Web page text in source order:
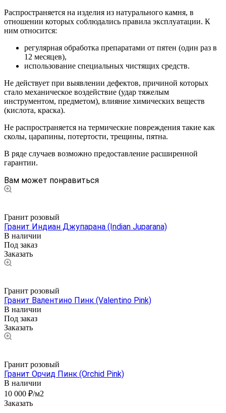
Распространяется на изделия из натурального камня, в
отношении которых соблюдались правила эксплуатации. К
ним относится:
регулярная обработка препаратами от пятен (один раз в
12 месяцев),
использование специальных чистящих средств.
Не действует при выявлении дефектов, причиной которых
стало механическое воздействие (удар тяжелым
инструментом, предметом), влияние химических веществ
(кислота, краска).
Не распространяется на термические повреждения такие как
сколы, царапины, потертости, трещины, пятна.
В ряде случаев возможно предоставление расширенной
гарантии.
Вам может понравиться
Гранит розовый
Гранит Индиан Джупарана (Indian Juparana)
В наличии
Под заказ
Заказать
Гранит розовый
Гранит Валентино Пинк (Valentino Pink)
В наличии
Под заказ
Заказать
Гранит розовый
Гранит Орчид Пинк (Orchid Pink)
В наличии
10 000 ₽/м2
Заказать